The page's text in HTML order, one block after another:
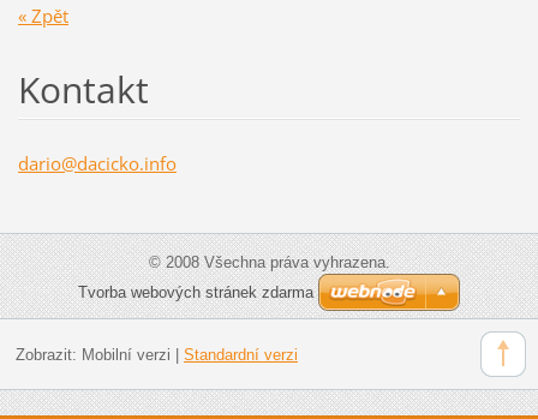
« Zpět
Kontakt
dario@dacicko.info
© 2008 Všechna práva vyhrazena.
Tvorba webových stránek zdarma
Zobrazit: Mobilní verzi Standardní verzi